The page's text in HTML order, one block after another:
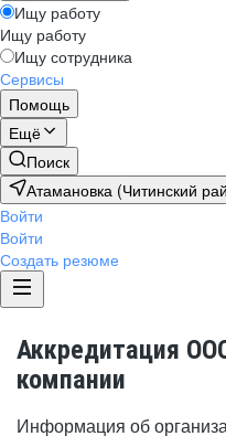
Ищу работу
Ищу работу
Ищу сотрудника
Сервисы
Помощь
Ещё
Поиск
Атамановка (Читинский
Войти
Войти
Создать резюме
Аккредитация
компании
Информация об